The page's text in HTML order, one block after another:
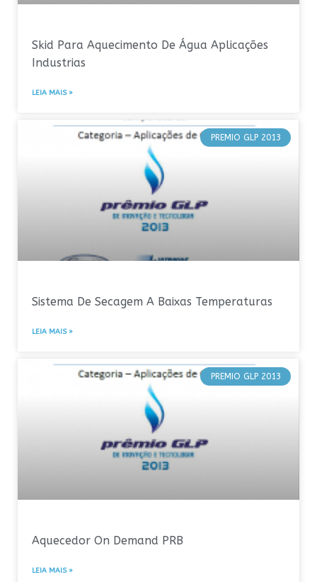
Skid Para Aquecimento De Água Aplicações
Industrias
LEIA MAIS »
PREMIO GLP 2013
Sistema De Secagem A Baixas Temperaturas
LEIA MAIS »
PREMIO GLP 2013
Aquecedor On Demand PRB
LEIA MAIS »